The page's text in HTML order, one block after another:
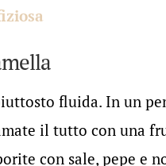
fluida. In un
il tutto con una
con sale, pepe e